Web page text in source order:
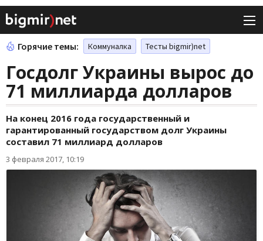
Горячие темы: Коммуналка Тесты bigmir)net
Госдолг Украины вырос до
71 миллиарда долларов
На конец 2016 года государственный и
гарантированный государством долг Украины
составил 71 миллиард долларов
3 февраля 2017, 10:19